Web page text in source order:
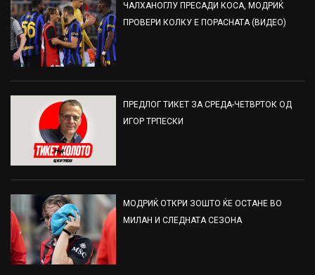
ЧАЛХАНОГЛУ ПРЕСАДИ КОСА, МОДРИЌ
ПРОВЕРИ КОЛКУ Е ПОРАСНАТА (ВИДЕО)
ПРЕДЛОГ ТИКЕТ ЗА СРЕДА-ЧЕТВРТОК ОД
ИГОР ТРПЕСКИ
МОДРИЌ ОТКРИ ЗОШТО ЌЕ ОСТАНЕ ВО
МИЛАН И СЛЕДНАТА СЕЗОНА